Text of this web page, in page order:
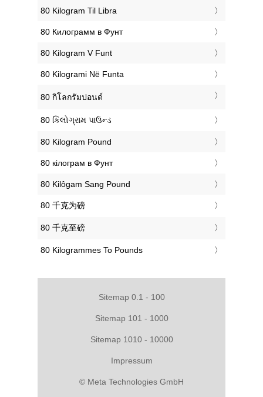
‎80 Kilogram Til Libra
‎80 Килограмм в Фунт
‎80 Kilogram V Funt
‎80 Kilogrami Në Funta
‎80 กิโลกรัมปอนด์
‎80 કિલોગ્રામ પાઉન્ડ
‎80 Kilogram Pound
‎80 кілограм в Фунт
‎80 Kilôgam Sang Pound
‎80 千克为磅
‎80 千克至磅
‎80 Kilogrammes To Pounds
Sitemap 0.1 - 100
Sitemap 101 - 1000
Sitemap 1010 - 10000
Impressum
© Meta Technologies GmbH